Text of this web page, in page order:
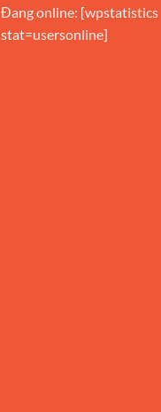
Đang online: [wpstatistics
stat=usersonline]